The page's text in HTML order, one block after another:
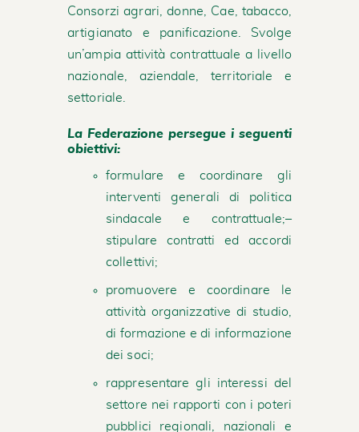
Consorzi agrari, donne, Cae, tabacco,
artigianato e panificazione. Svolge
un’ampia attività contrattuale a livello
nazionale, aziendale, territoriale e
settoriale.
La Federazione persegue i seguenti
obiettivi:
formulare e coordinare gli
interventi generali di politica
sindacale e contrattuale;–
stipulare contratti ed accordi
collettivi;
promuovere e coordinare le
attività organizzative di studio,
di formazione e di informazione
dei soci;
rappresentare gli interessi del
settore nei rapporti con i poteri
pubblici regionali, nazionali e